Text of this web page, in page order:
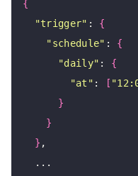
{
"trigger" : {
"schedule" : {
"daily" : {
"at" : [
}
}
} ,